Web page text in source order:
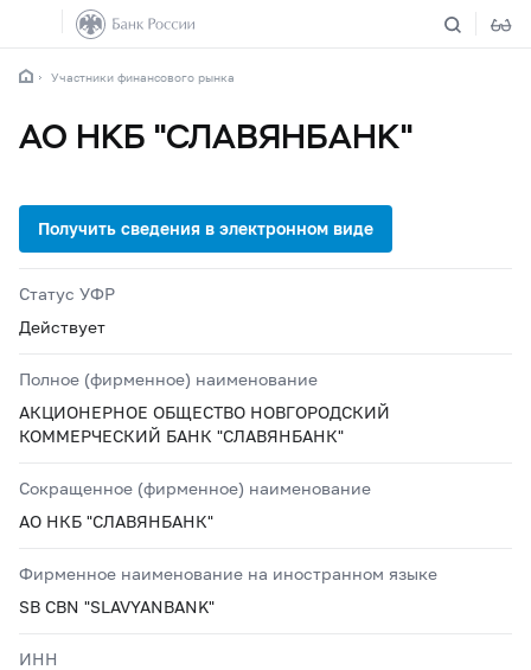
Участники финансового рынка
АО НКБ "СЛАВЯНБАНК"
Статус УФР
Действует
Полное (фирменное) наименование
АКЦИОНЕРНОЕ ОБЩЕСТВО НОВГОРОДСКИЙ
КОММЕРЧЕСКИЙ БАНК "СЛАВЯНБАНК"
Сокращенное (фирменное) наименование
АО НКБ "СЛАВЯНБАНК"
Фирменное наименование на иностранном языке
SB CBN "SLAVYANBANK"
ИНН